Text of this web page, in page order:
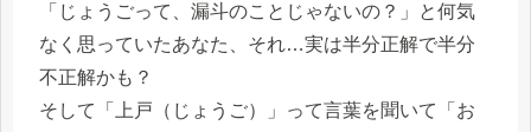
「じょうごって、漏斗のことじゃないの？」と何気
なく思っていたあなた、それ…実は半分正解で半分
不正解かも？
そして「上戸（じょうご）」って言葉を聞いて「お